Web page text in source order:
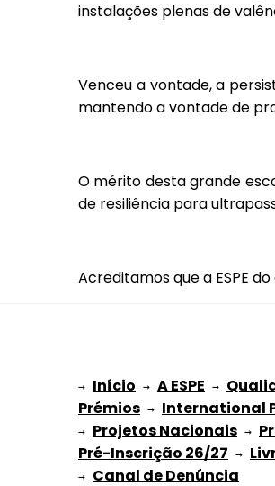
instalações plenas de
Venceu a vontade, a
mantendo a vontade de
O mérito desta grande
de resiliência para
Acreditamos que a ESPE
→ Início → A ESPE →
Prémios → International
→ Projetos Nacionais →
Pré-Inscrição 26/27 →
→